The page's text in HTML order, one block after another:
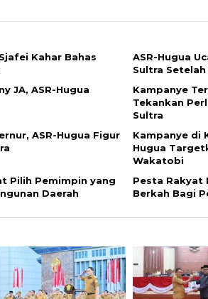
Kahar Bahas
ASR-Hugua
Sultra
JA, ASR-Hugua
Kampanye
Tekankan
Sultra
ASR-Hugua Figur
Kampanye di
Hugua
Wakatobi
Pilih Pemimpin yang
Daerah
Pesta Rakyat
Berkah Bagi